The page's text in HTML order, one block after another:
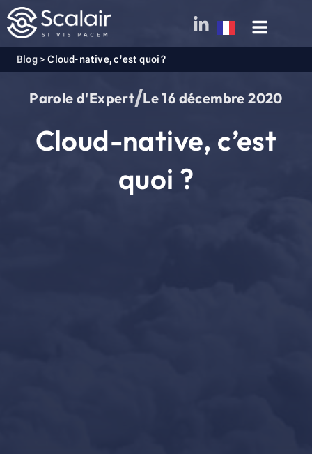
Blog>Cloud-native, c’est quoi ?
Parole d'Expert Le16 décembre 2020
Cloud-native, c’est
quoi ?